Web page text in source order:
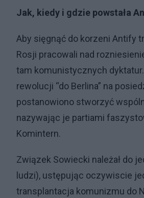
Jak, kiedy i gdzie powstała
Aby sięgnąć do korzeni Antify
Rosji pracowali nad
tam komunistycznych
rewolucji “do Berlina” na
postanowiono stworzyć
nazywając je partiami
Komintern.
Związek Sowiecki należał do
ludzi), ustępując oczywiscie
transplantacja komunizmu do